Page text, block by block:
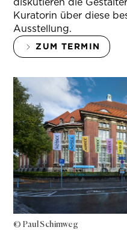
Kuratorin über diese
Ausstellung.
ZUM TERMIN
© Paul Schimweg